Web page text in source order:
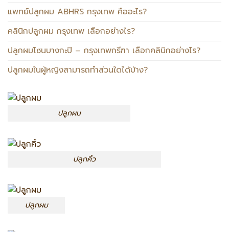
แพทย์ปลูกผม ABHRS กรุงเทพ คืออะไร?
คลินิกปลูกผม กรุงเทพ เลือกอย่างไร?
ปลูกผมโซนบางกะปิ – กรุงเทพกรีฑา เลือกคลินิกอย่างไร?
ปลูกผมในผู้หญิงสามารถทำส่วนใดได้บ้าง?
ปลูกผม
ปลูกคิ้ว
ปลูกผม